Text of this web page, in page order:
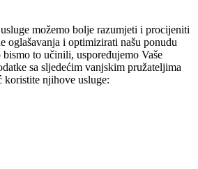
možemo bolje razumjeti i procijeniti
oglašavanja i optimizirati našu ponudu
to učinili, uspoređujemo Vaše
sa sljedećim vanjskim pružateljima
koristite njihove usluge: